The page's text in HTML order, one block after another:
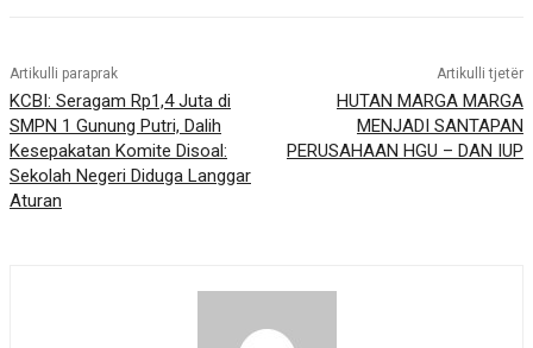
Artikulli paraprak
KCBI: Seragam Rp1,4 Juta di
SMPN 1 Gunung Putri, Dalih
Kesepakatan Komite Disoal:
Sekolah Negeri Diduga Langgar
Aturan
Artikulli tjetër
HUTAN MARGA MARGA
MENJADI SANTAPAN
PERUSAHAAN HGU – DAN IUP